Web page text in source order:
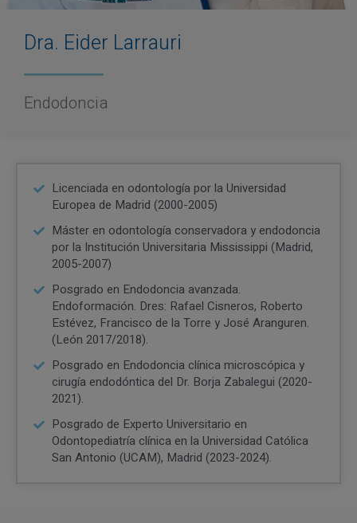
Dra. Eider Larrauri
Endodoncia
Licenciada en odontología por la Universidad
Europea de Madrid (2000-2005)
Máster en odontología conservadora y endodoncia
por la Institución Universitaria Mississippi (Madrid,
2005-2007)
Posgrado en Endodoncia avanzada.
Endoformación. Dres: Rafael Cisneros, Roberto
Estévez, Francisco de la Torre y José Aranguren.
(León 2017/2018).
Posgrado en Endodoncia clínica microscópica y
cirugía endodóntica del Dr. Borja Zabalegui (2020-
2021).
Posgrado de Experto Universitario en
Odontopediatría clínica en la Universidad Católica
San Antonio (UCAM), Madrid (2023-2024).